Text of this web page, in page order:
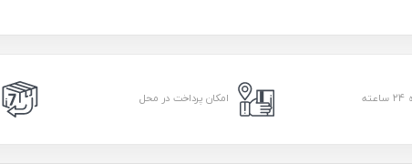
امکان پرداخت در محل